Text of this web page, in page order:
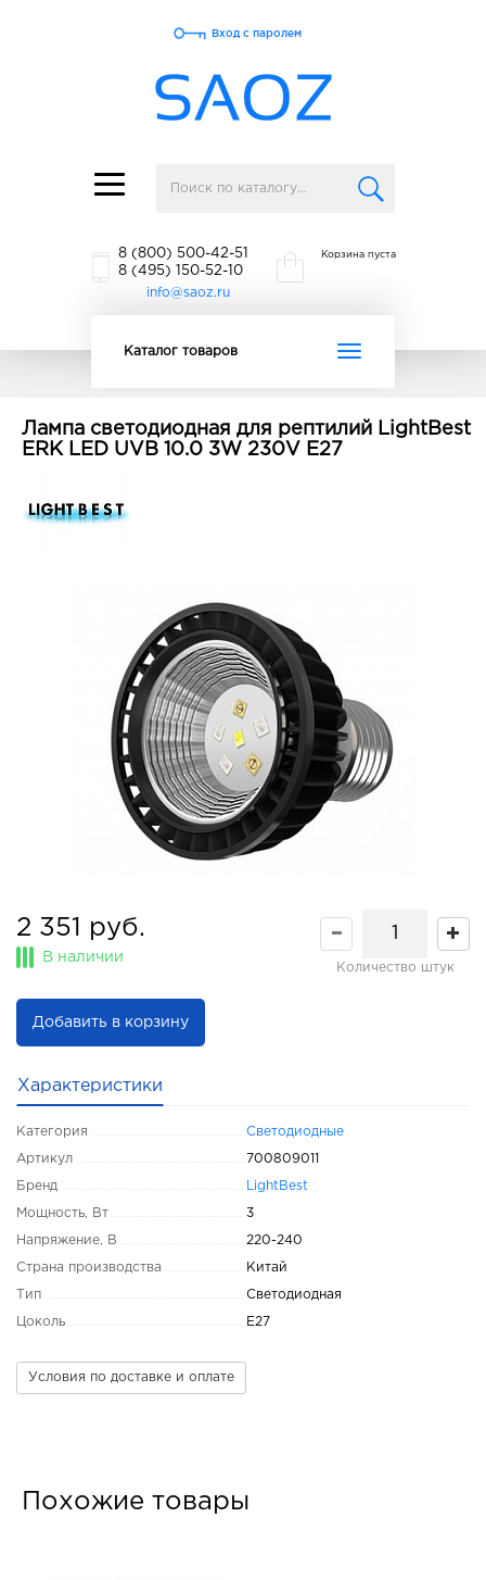
Toggle
navigation
Вход с паролем
8 (800) 500-42-51
8 (495) 150-52-10
info@saoz.ru
Корзина пуста
Toggle
Каталог товаров
Лампа светодиодная для рептилий LightBest
ERK LED UVB 10.0 3W 230V E27
2 351 руб.
В наличии
Количество штук
Добавить в корзину
Характеристики
Категория Светодиодные
Артикул 700809011
Бренд LightBest
Мощность, Вт 3
Напряжение, В 220-240
Страна производства Китай
Тип Светодиодная
Цоколь E27
Условия по доставке и оплате
Похожие товары